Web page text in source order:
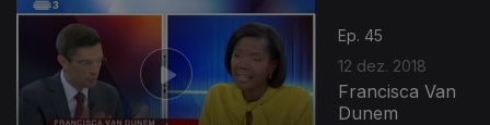
Ep. 45
12 dez. 2018
Francisca Van
Dunem